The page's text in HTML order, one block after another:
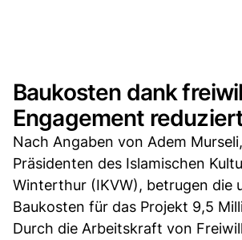
Baukosten dank
Engagement
Nach Angaben von Adem
Präsidenten des Islamischen
Winterthur (IKVW), betrugen die
Baukosten für das Projekt 9,5
Durch die Arbeitskraft von